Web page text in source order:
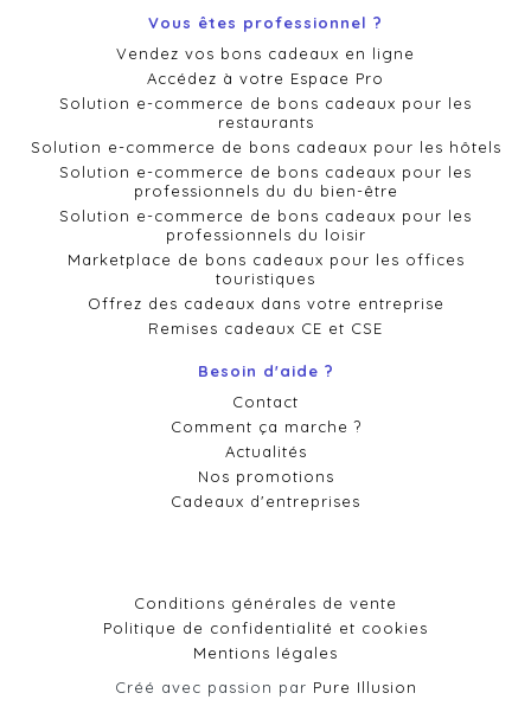
Vous êtes professionnel ?
Vendez vos bons cadeaux en ligne
Accédez à votre Espace Pro
Solution e-commerce de bons cadeaux pour les
restaurants
Solution e-commerce de bons cadeaux pour les hôtels
Solution e-commerce de bons cadeaux pour les
professionnels du du bien-être
Solution e-commerce de bons cadeaux pour les
professionnels du loisir
Marketplace de bons cadeaux pour les offices
touristiques
Offrez des cadeaux dans votre entreprise
Remises cadeaux CE et CSE
Besoin d'aide ?
Contact
Comment ça marche ?
Actualités
Nos promotions
Cadeaux d'entreprises
Conditions générales de vente
Politique de confidentialité et cookies
Mentions légales
Créé avec passion par Pure Illusion